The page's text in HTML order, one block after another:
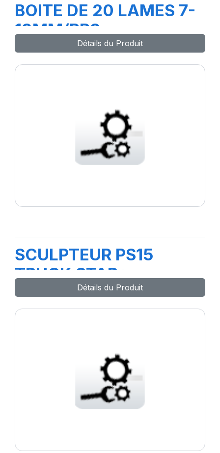
BOITE DE 20 LAMES 7-
13MM/PR3
Détails du Produit
SCULPTEUR PS15
TRUCK STAR+
Détails du Produit